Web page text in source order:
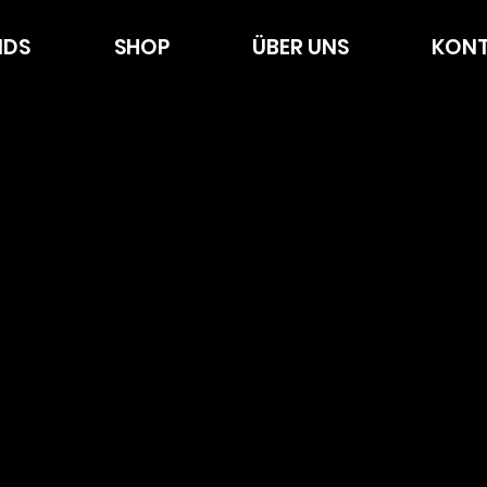
SHOP ÜBER UNS